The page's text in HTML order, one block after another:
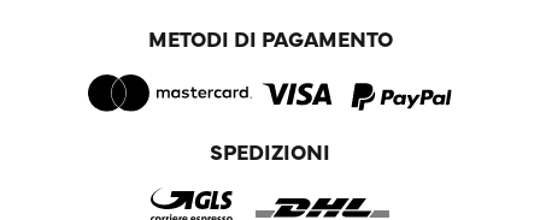
METODI DI PAGAMENTO
SPEDIZIONI